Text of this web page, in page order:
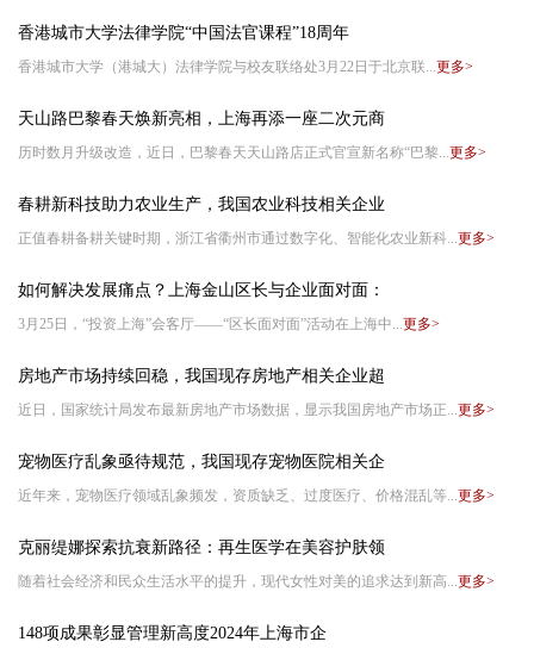
香港城市大学法律学院“中国法官课程”18周年
香港城市大学（港城大）法律学院与校友联络处3月22日于北京联...更多>
天山路巴黎春天焕新亮相，上海再添一座二次元商
历时数月升级改造，近日，巴黎春天天山路店正式官宣新名称“巴黎...更多>
春耕新科技助力农业生产，我国农业科技相关企业
正值春耕备耕关键时期，浙江省衢州市通过数字化、智能化农业新科...更多>
如何解决发展痛点？上海金山区长与企业面对面：
3月25日，“投资上海”会客厅——“区长面对面”活动在上海中...更多>
房地产市场持续回稳，我国现存房地产相关企业超
近日，国家统计局发布最新房地产市场数据，显示我国房地产市场正...更多>
宠物医疗乱象亟待规范，我国现存宠物医院相关企
近年来，宠物医疗领域乱象频发，资质缺乏、过度医疗、价格混乱等...更多>
克丽缇娜探索抗衰新路径：再生医学在美容护肤领
随着社会经济和民众生活水平的提升，现代女性对美的追求达到新高...更多>
148项成果彰显管理新高度2024年上海市企